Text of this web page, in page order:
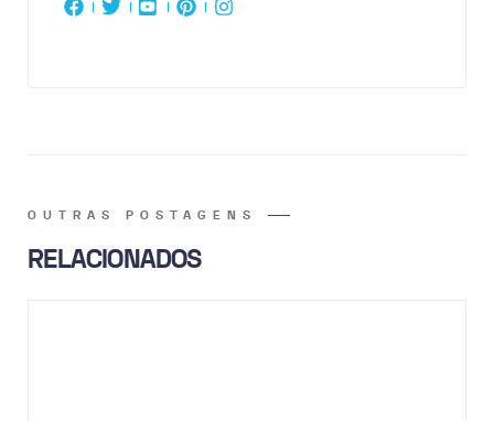
OUTRAS POSTAGENS
RELACIONADOS